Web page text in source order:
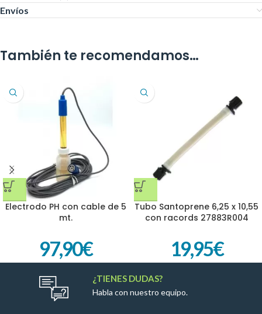
Envíos
También te recomendamos…
Electrodo PH con cable de 5
mt.
97,90€
Tubo Santoprene 6,25 x 10,55
con racords 27883R004
19,95€
¿TIENES DUDAS?
Habla con nuestro equipo.